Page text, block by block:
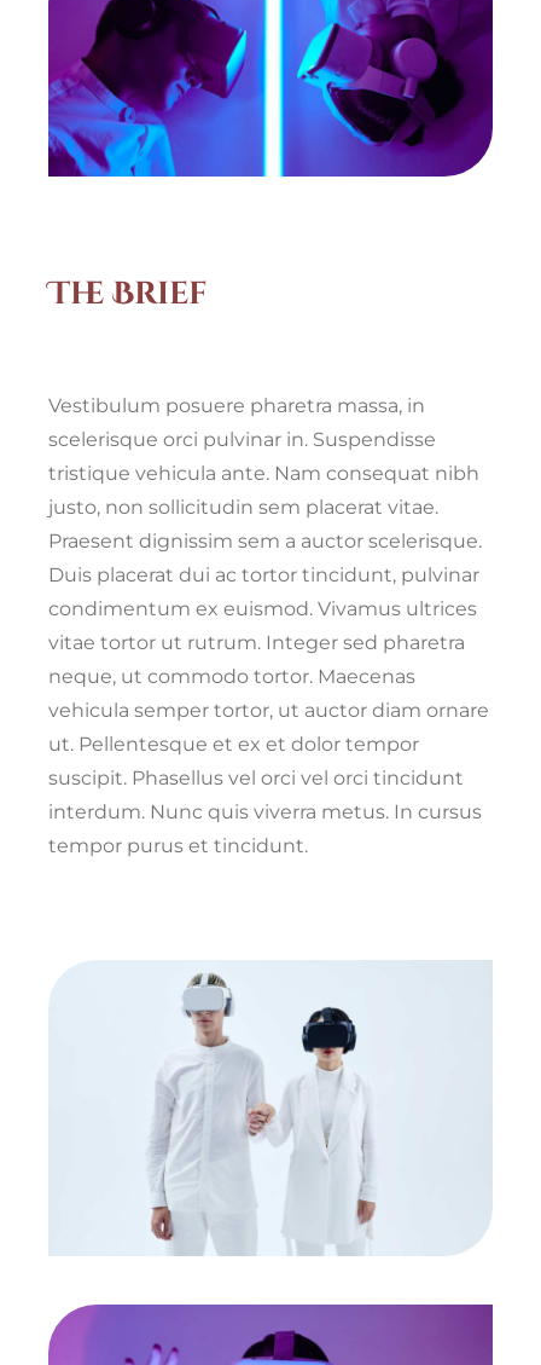
The Brief
Vestibulum posuere pharetra massa, in
scelerisque orci pulvinar in. Suspendisse
tristique vehicula ante. Nam consequat nibh
justo, non sollicitudin sem placerat vitae.
Praesent dignissim sem a auctor scelerisque.
Duis placerat dui ac tortor tincidunt, pulvinar
condimentum ex euismod. Vivamus ultrices
vitae tortor ut rutrum. Integer sed pharetra
neque, ut commodo tortor. Maecenas
vehicula semper tortor, ut auctor diam ornare
ut. Pellentesque et ex et dolor tempor
suscipit. Phasellus vel orci vel orci tincidunt
interdum. Nunc quis viverra metus. In cursus
tempor purus et tincidunt.